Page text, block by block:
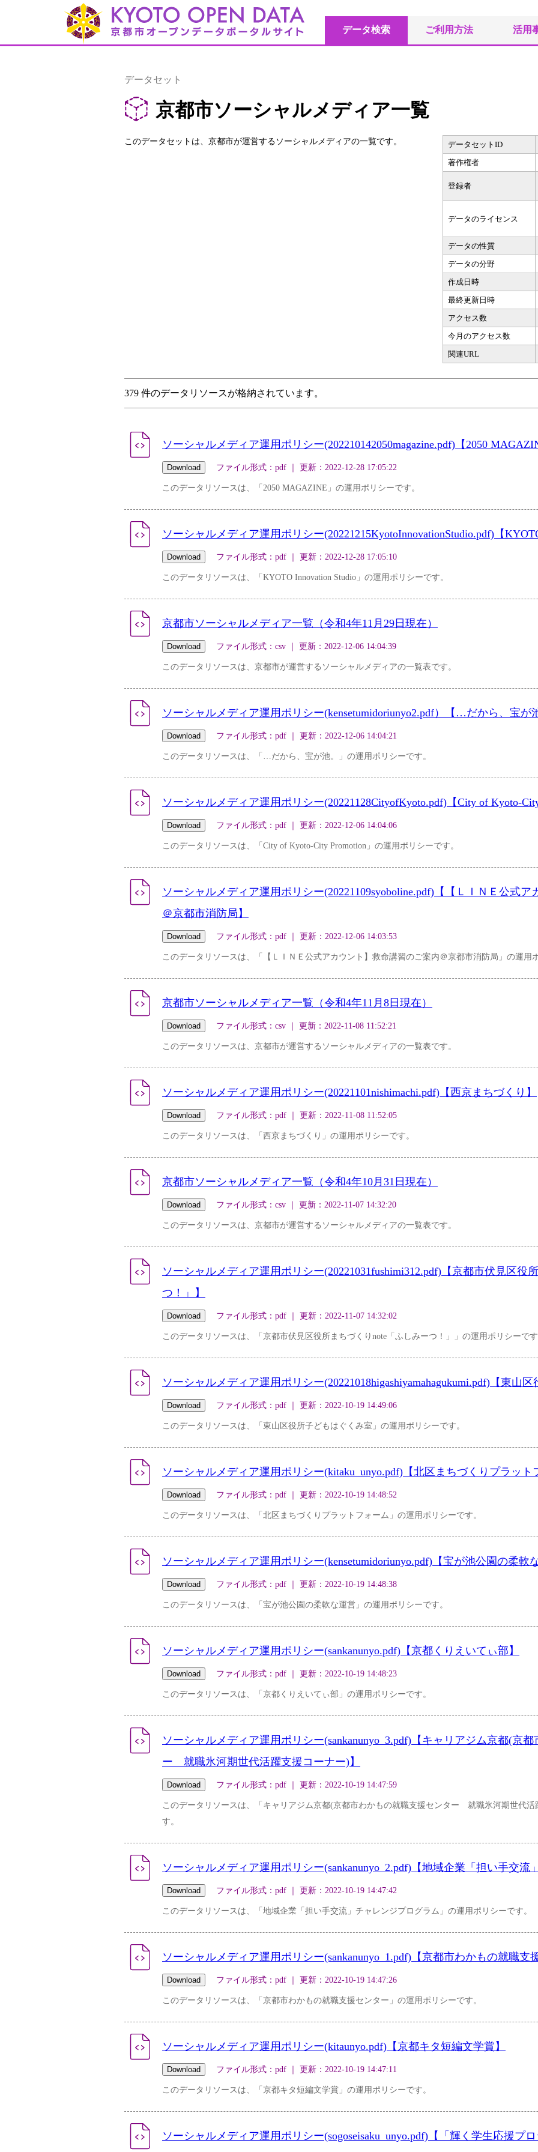
データ検索 ご利用方法 活用
データセット
京都市ソーシャルメディア一覧
このデータセットは、京都市が運営するソーシャルメディアの一覧です。 データセットID
著作権者
登録者
データのライセンス
データの性質
データの分野
作成日時
最終更新日時
アクセス数
今月のアクセス数
関連URL
379 件のデータリソースが格納されています。
ソーシャルメディア運用ポリシー(202210142050magazine.pdf)【2050
ファイル形式：pdf ｜ 更新：2022-12-28 17:05:22
このデータリソースは、「2050 MAGAZINE」の運用ポリシーです。
ソーシャルメディア運用ポリシー(20221215KyotoInnovationStudio.pdf)【
ファイル形式：pdf ｜ 更新：2022-12-28 17:05:10
このデータリソースは、「KYOTO Innovation Studio」の運用ポリシーです。
京都市ソーシャルメディア一覧（令和4年11月29日現在）
ファイル形式：csv ｜ 更新：2022-12-06 14:04:39
このデータリソースは、京都市が運営するソーシャルメディアの一覧表です。
ソーシャルメディア運用ポリシー(kensetumidoriunyo2.pdf）【…だから、宝が
ファイル形式：pdf ｜ 更新：2022-12-06 14:04:21
このデータリソースは、「…だから、宝が池。」の運用ポリシーです。
ソーシャルメディア運用ポリシー(20221128CityofKyoto.pdf)【City of Kyoto-City
ファイル形式：pdf ｜ 更新：2022-12-06 14:04:06
このデータリソースは、「City of Kyoto-City Promotion」の運用ポリシーです。
ソーシャルメディア運用ポリシー(20221109syoboline.pdf)【【ＬＩＮＥ公式
＠京都市消防局】
ファイル形式：pdf ｜ 更新：2022-12-06 14:03:53
このデータリソースは、「【ＬＩＮＥ公式アカウント】救命講習のご案内＠京都市消防局」の運用
京都市ソーシャルメディア一覧（令和4年11月8日現在）
ファイル形式：csv ｜ 更新：2022-11-08 11:52:21
このデータリソースは、京都市が運営するソーシャルメディアの一覧表です。
ソーシャルメディア運用ポリシー(20221101nishimachi.pdf)【西京まちづくり】
ファイル形式：pdf ｜ 更新：2022-11-08 11:52:05
このデータリソースは、「西京まちづくり」の運用ポリシーです。
京都市ソーシャルメディア一覧（令和4年10月31日現在）
ファイル形式：csv ｜ 更新：2022-11-07 14:32:20
このデータリソースは、京都市が運営するソーシャルメディアの一覧表です。
ソーシャルメディア運用ポリシー(20221031fushimi312.pdf)【京都市伏見区役
つ！」】
ファイル形式：pdf ｜ 更新：2022-11-07 14:32:02
このデータリソースは、「京都市伏見区役所まちづくりnote「ふしみーつ！」」の運用ポリシーです
ソーシャルメディア運用ポリシー(20221018higashiyamahagukumi.pdf)【東山区
ファイル形式：pdf ｜ 更新：2022-10-19 14:49:06
このデータリソースは、「東山区役所子どもはぐくみ室」の運用ポリシーです。
ソーシャルメディア運用ポリシー(kitaku_unyo.pdf)【北区まちづくりプラット
ファイル形式：pdf ｜ 更新：2022-10-19 14:48:52
このデータリソースは、「北区まちづくりプラットフォーム」の運用ポリシーです。
ソーシャルメディア運用ポリシー(kensetumidoriunyo.pdf)【宝が池公園の柔軟
ファイル形式：pdf ｜ 更新：2022-10-19 14:48:38
このデータリソースは、「宝が池公園の柔軟な運営」の運用ポリシーです。
ソーシャルメディア運用ポリシー(sankanunyo.pdf)【京都くりえいてぃ部】
ファイル形式：pdf ｜ 更新：2022-10-19 14:48:23
このデータリソースは、「京都くりえいてぃ部」の運用ポリシーです。
ソーシャルメディア運用ポリシー(sankanunyo_3.pdf)【キャリアジム京都(京
ー 就職氷河期世代活躍支援コーナー)】
ファイル形式：pdf ｜ 更新：2022-10-19 14:47:59
このデータリソースは、「キャリアジム京都(京都市わかもの就職支援センター 就職氷河期世代
す。
ソーシャルメディア運用ポリシー(sankanunyo_2.pdf)【地域企業「担い手交流
ファイル形式：pdf ｜ 更新：2022-10-19 14:47:42
このデータリソースは、「地域企業「担い手交流」チャレンジプログラム」の運用ポリシーです。
ソーシャルメディア運用ポリシー(sankanunyo_1.pdf)【京都市わかもの就職支
ファイル形式：pdf ｜ 更新：2022-10-19 14:47:26
このデータリソースは、「京都市わかもの就職支援センター」の運用ポリシーです。
ソーシャルメディア運用ポリシー(kitaunyo.pdf)【京都キタ短編文学賞】
ファイル形式：pdf ｜ 更新：2022-10-19 14:47:11
このデータリソースは、「京都キタ短編文学賞」の運用ポリシーです。
ソーシャルメディア運用ポリシー(sogoseisaku_unyo.pdf)【「輝く学生応援プ